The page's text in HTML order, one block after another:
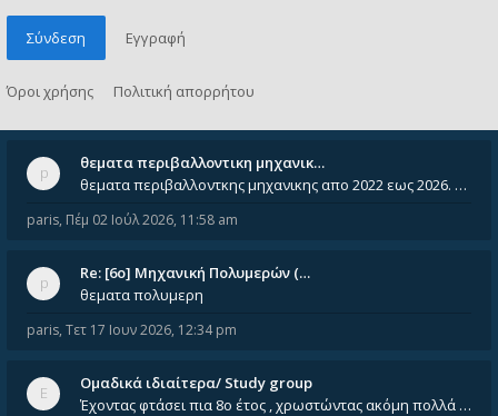
Σύνδεση Εγγραφή
Όροι χρήσης Πολιτική απορρήτου
θεματα περιβαλλοντικη μηχανικ…
θεματα περιβαλλοντκης μηχανικης απο 2022 εως 2026. Δεν ειναι μεσα του Σεπτεμβιου του 2025. Αν τα εχει καποιος ας τα ανε
paris, Πέμ 02 Ιούλ 2026, 11:58 am
Re: [6o] Mηχανική Πολυμερών (…
θεματα πολυμερη
paris, Τετ 17 Ιουν 2026, 12:34 pm
Ομαδικά ιδιαίτερα/ Study group
Έχοντας φτάσει πια 8ο έτος , χρωστώντας ακόμη πολλά και χωρίς καμία όρεξη ούτε να διαβάσω μόνος μου ούτε να παρακολουθήσ